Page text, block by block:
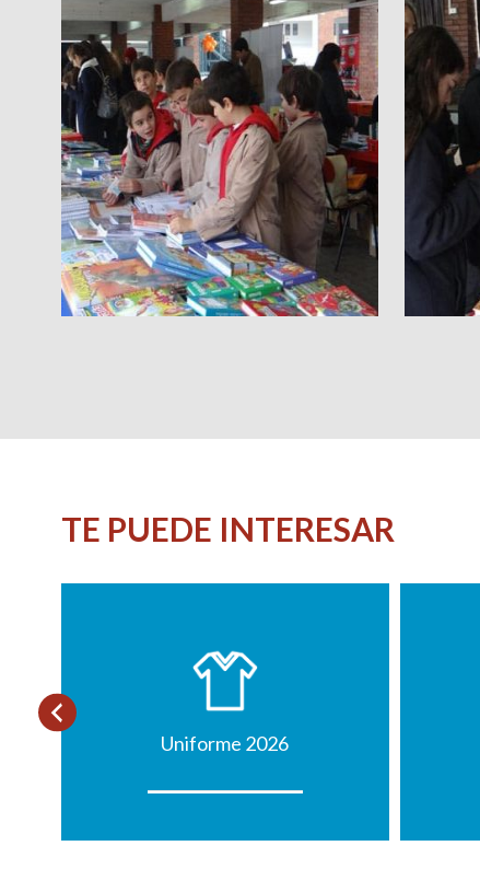
TE PUEDE INTERESAR
Uniforme 2026